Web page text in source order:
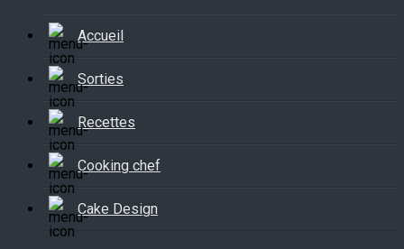
Accueil
Sorties
Recettes
Cooking chef
Cake Design